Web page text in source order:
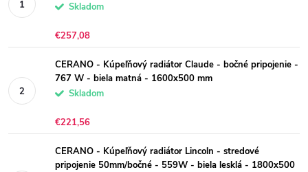
Skladom
€257,08
CERANO - Kúpeľňový radiátor Claude - bočné pripojenie -
767 W - biela matná - 1600x500 mm
Skladom
€221,56
CERANO - Kúpeľňový radiátor Lincoln - stredové
pripojenie 50mm/bočné - 559W - biela lesklá - 1800x500